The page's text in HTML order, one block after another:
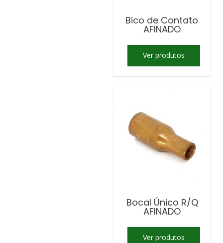
Bico de Contato
AFINADO
Ver produtos
Bocal Único R/Q
AFINADO
Ver produtos